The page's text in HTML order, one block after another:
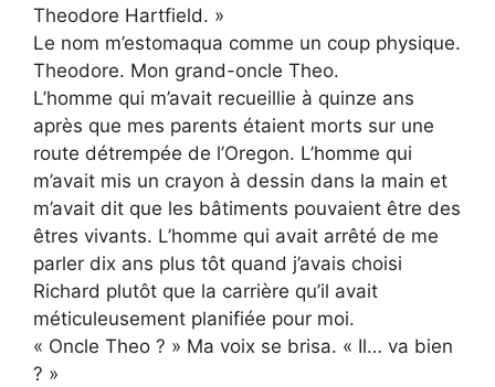
Theodore Hartfield. »
Le nom m’estomaqua comme un coup physique.
Theodore. Mon grand-oncle Theo.
L’homme qui m’avait recueillie à quinze ans
après que mes parents étaient morts sur une
route détrempée de l’Oregon. L’homme qui
m’avait mis un crayon à dessin dans la main et
m’avait dit que les bâtiments pouvaient être des
êtres vivants. L’homme qui avait arrêté de me
parler dix ans plus tôt quand j’avais choisi
Richard plutôt que la carrière qu’il avait
méticuleusement planifiée pour moi.
« Oncle Theo ? » Ma voix se brisa. « Il… va bien
? »